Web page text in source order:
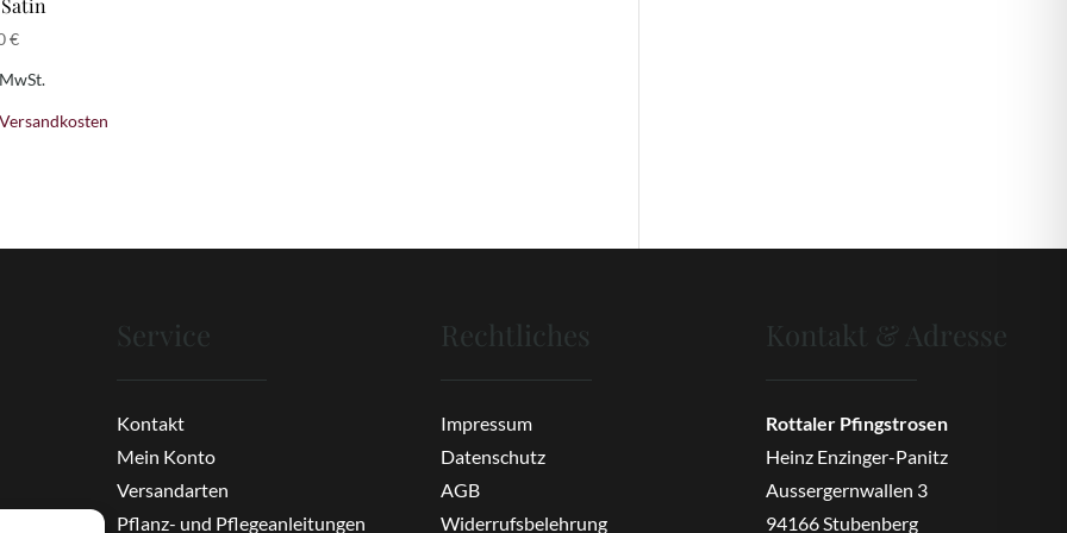
€
Versandkosten
Service
Kontakt
Mein Konto
Versandarten
Pflanz- und Pflegeanleitungen
Rechtliches
Impressum
Datenschutz
AGB
Widerrufsbelehrung
Kontakt & Adresse
Rottaler Pfingstrosen
Heinz Enzinger-Panitz
Aussergernwallen 3
94166 Stubenberg